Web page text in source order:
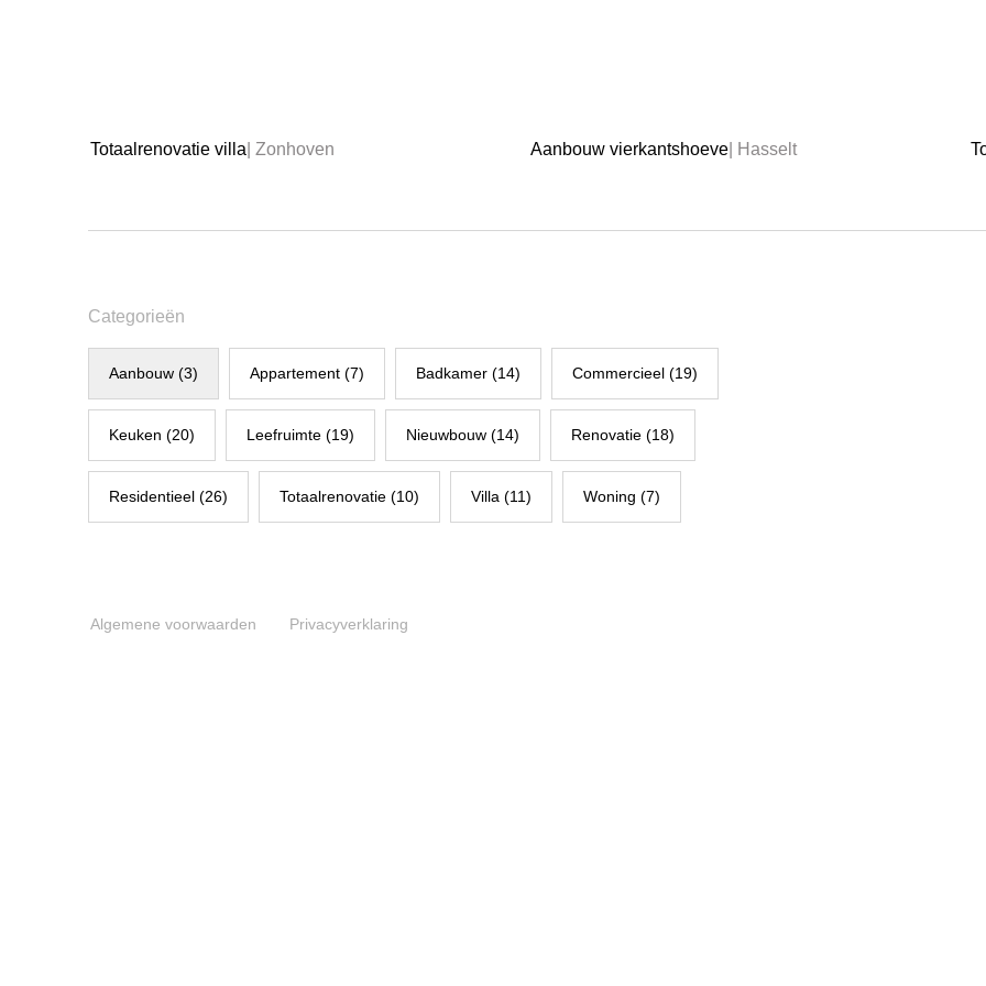
Totaalrenovatie villa | Zonhoven Aanbouw vierkantshoeve | Hasselt
Categorieën
Aanbouw (3) Appartement (7) Badkamer (14) Commercieel (19)
Keuken (20) Leefruimte (19) Nieuwbouw (14) Renovatie (18)
Residentieel (26) Totaalrenovatie (10) Villa (11) Woning (7)
Algemene voorwaarden Privacyverklaring